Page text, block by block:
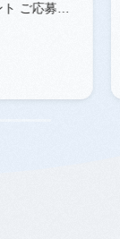
ご応募は